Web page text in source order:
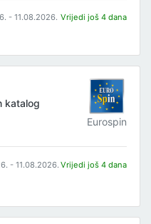
- 11.08.2026. Vrijedi još 4 dana
katalog
Eurospin
- 11.08.2026. Vrijedi još 4 dana